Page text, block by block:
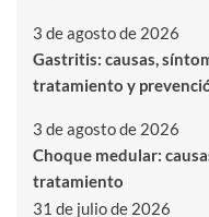
3 de agosto de 2026
Gastritis: causas,
tratamiento y
3 de agosto de 2026
Choque medular:
tratamiento
31 de julio de 2026